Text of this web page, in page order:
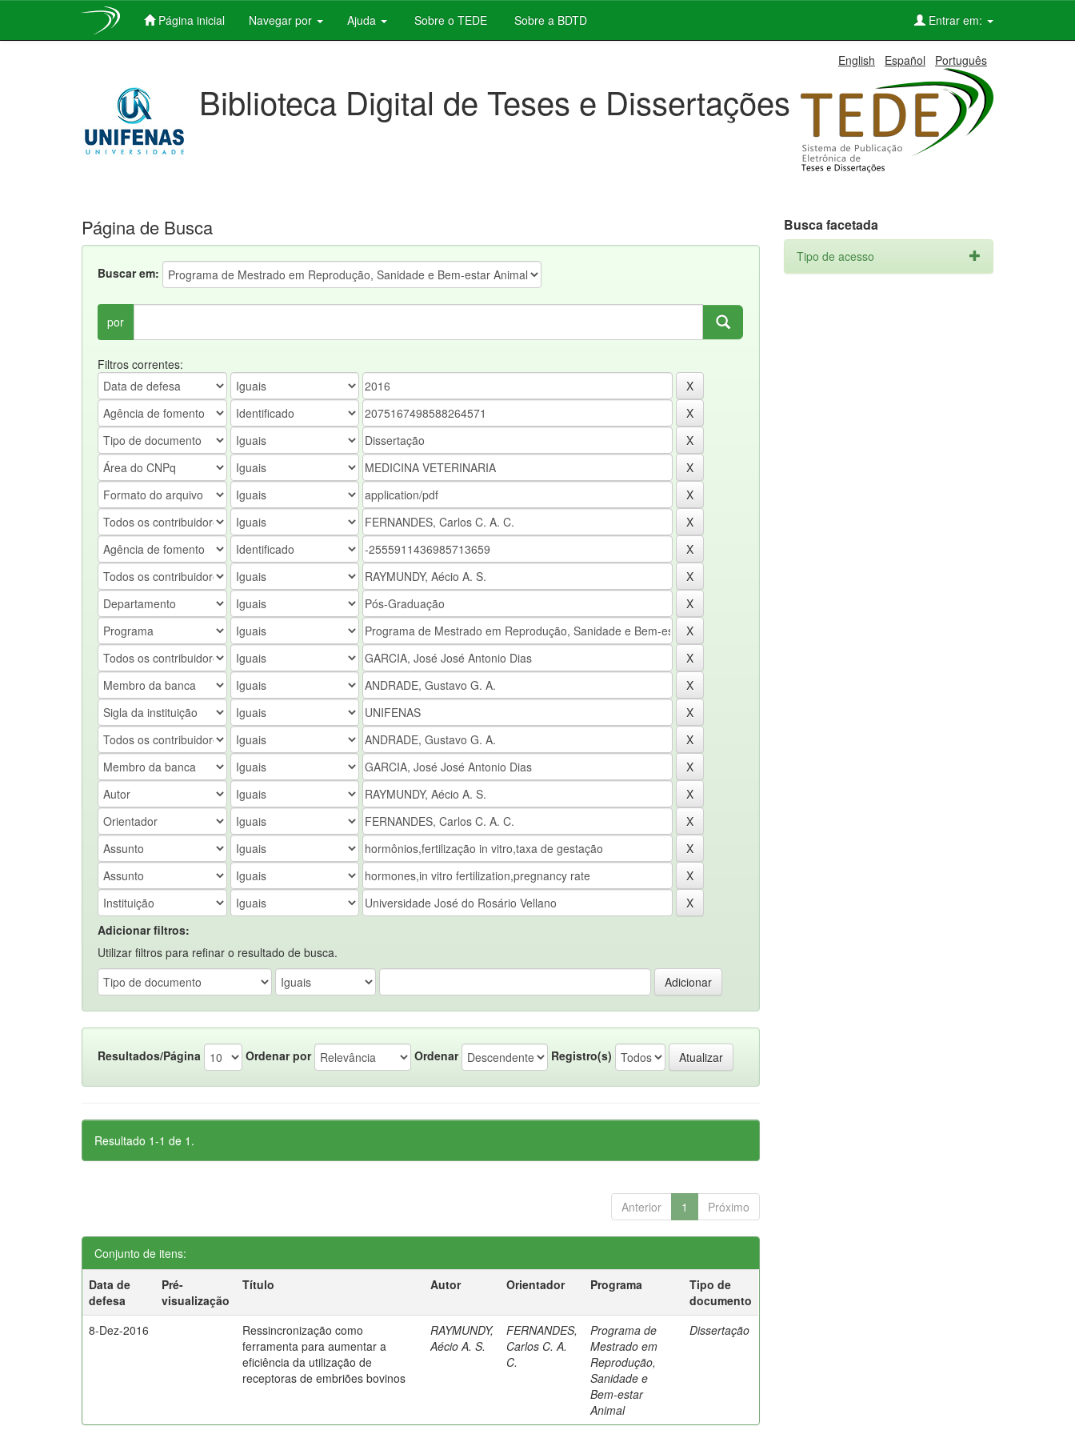
Página inicial Navegar por Ajuda Sobre o TEDE Sobre a BDTD Entrar em:
English Español Português
Biblioteca Digital de Teses e Dissertações
Página de Busca
Buscar em:
por
Filtros correntes:
Adicionar filtros:
Utilizar filtros para refinar o resultado de busca.
Resultados/Página Ordenar por Ordenar Registro(s)
Resultado 1-1 de 1.
Anterior 1 Próximo
Conjunto de itens:
Data de
defesa
Pré-
visualização
Título Autor Orientador Programa
Tipo de
documento
8-Dez-2016
Ressincronização como
ferramenta para aumentar a
eficiência da utilização de
receptoras de embriões bovinos
RAYMUNDY,
Aécio A. S.
FERNANDES,
Carlos C. A.
C.
Programa de
Mestrado em
Reprodução,
Sanidade e
Bem-estar
Animal
Dissertação
Busca facetada
Tipo de acesso